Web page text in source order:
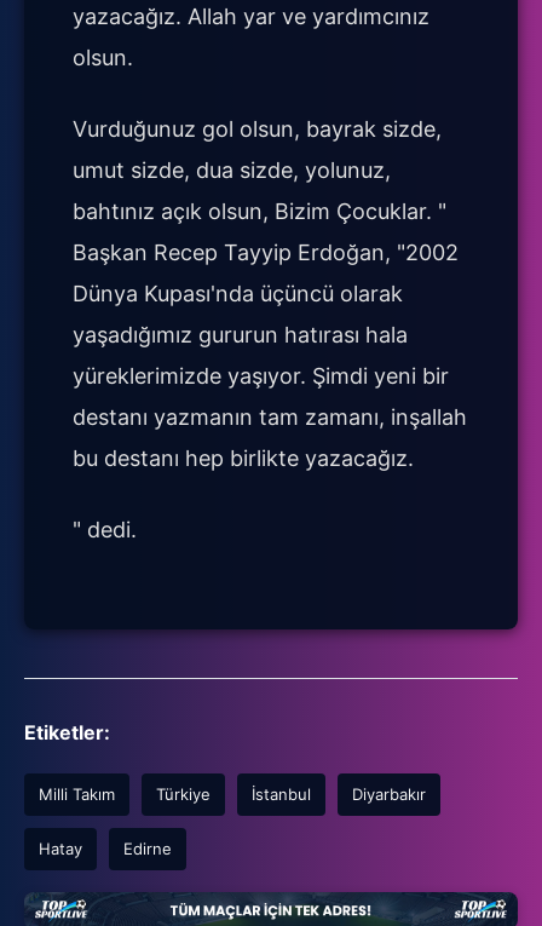
yazacağız. Allah yar ve yardımcınız
olsun.
Vurduğunuz gol olsun, bayrak sizde,
umut sizde, dua sizde, yolunuz,
bahtınız açık olsun, Bizim Çocuklar. "
Başkan Recep Tayyip Erdoğan, "2002
Dünya Kupası'nda üçüncü olarak
yaşadığımız gururun hatırası hala
yüreklerimizde yaşıyor. Şimdi yeni bir
destanı yazmanın tam zamanı, inşallah
bu destanı hep birlikte yazacağız.
" dedi.
Etiketler:
Milli Takım Türkiye İstanbul Diyarbakır
Hatay Edirne